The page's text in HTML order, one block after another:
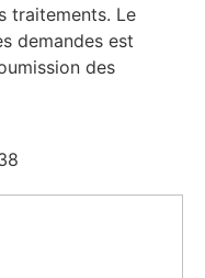
traitements. Le
demandes est
des